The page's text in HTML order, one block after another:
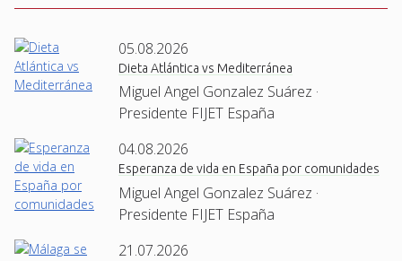
05.08.2026
Dieta Atlántica vs Mediterránea
Miguel Angel Gonzalez Suárez ·
Presidente FIJET España
04.08.2026
Esperanza de vida en España por comunidades
Miguel Angel Gonzalez Suárez ·
Presidente FIJET España
21.07.2026